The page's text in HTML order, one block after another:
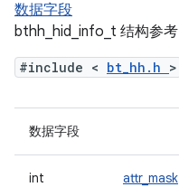
数据字段
bthh_hid_info_t 结构参考
#include < bt_hh.h >
数据字段
int attr_mask